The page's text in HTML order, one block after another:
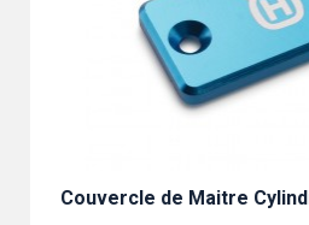
Couvercle de Maitre